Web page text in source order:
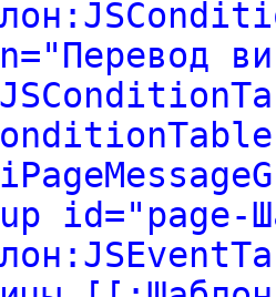
id="page-